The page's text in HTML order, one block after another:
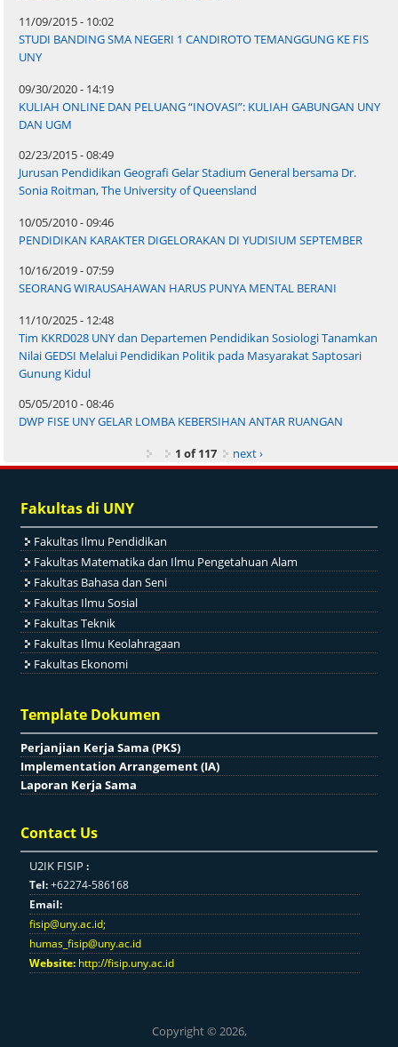
11/09/2015 - 10:02
STUDI BANDING SMA NEGERI 1 CANDIROTO TEMANGGUNG KE FIS
UNY
09/30/2020 - 14:19
KULIAH ONLINE DAN PELUANG “INOVASI”: KULIAH GABUNGAN UNY
DAN UGM
02/23/2015 - 08:49
Jurusan Pendidikan Geografi Gelar Stadium General bersama Dr.
Sonia Roitman, The University of Queensland
10/05/2010 - 09:46
PENDIDIKAN KARAKTER DIGELORAKAN DI YUDISIUM SEPTEMBER
10/16/2019 - 07:59
SEORANG WIRAUSAHAWAN HARUS PUNYA MENTAL BERANI
11/10/2025 - 12:48
Tim KKRD028 UNY dan Departemen Pendidikan Sosiologi Tanamkan
Nilai GEDSI Melalui Pendidikan Politik pada Masyarakat Saptosari
Gunung Kidul
05/05/2010 - 08:46
DWP FISE UNY GELAR LOMBA KEBERSIHAN ANTAR RUANGAN
1 of 117
next ›
Fakultas di UNY
Fakultas Ilmu Pendidikan
Fakultas Matematika dan Ilmu Pengetahuan Alam
Fakultas Bahasa dan Seni
Fakultas Ilmu Sosial
Fakultas Teknik
Fakultas Ilmu Keolahragaan
Fakultas Ekonomi
Template Dokumen
Perjanjian Kerja Sama (PKS)
Implementation Arrangement (IA)
Laporan Kerja Sama
Contact Us
U2IK FISIP :
Tel:+62274-586168
Email:
fisip@uny.ac.id;
humas_fisip@uny.ac.id
Website: http://fisip.uny.ac.id
Copyright © 2026,